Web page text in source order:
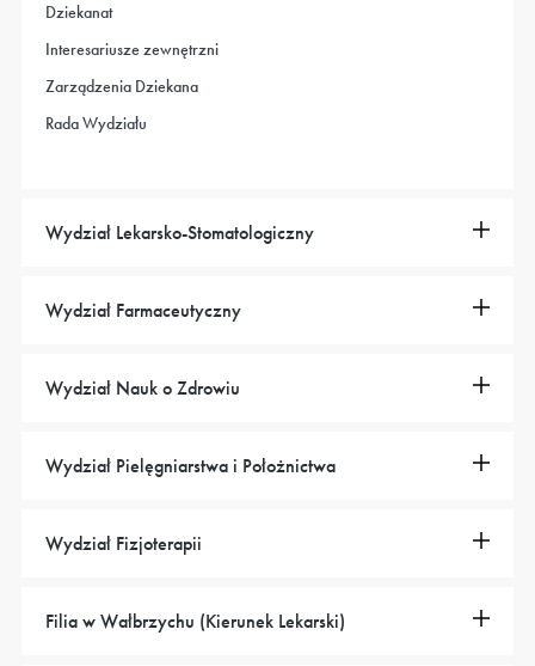
Dziekanat
Interesariusze zewnętrzni
Zarządzenia Dziekana
Rada Wydziału
Wydział Lekarsko-Stomatologiczny
Wydział Farmaceutyczny
Wydział Nauk o Zdrowiu
Wydział Pielęgniarstwa i Położnictwa
Wydział Fizjoterapii
Filia w Wałbrzychu (Kierunek Lekarski)